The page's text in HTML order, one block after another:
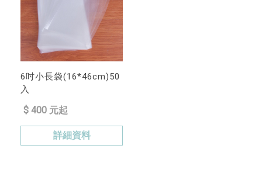
6吋小長袋(16*46cm)50
入
$ 400 元起
詳細資料